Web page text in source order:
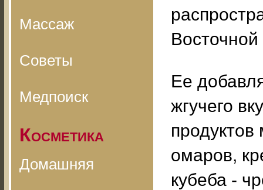
Массаж
Советы
Медпоиск
Косметика
Домашняя
Ее
жгучего
продуктов
омаров,
кубеба -